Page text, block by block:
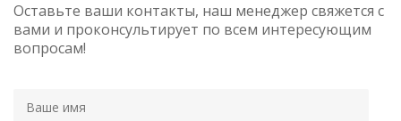
Оставьте ваши контакты, наш менеджер свяжется с
вами и проконсультирует по всем интересующим
вопросам!